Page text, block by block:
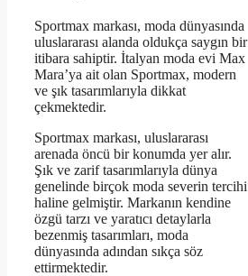
Sportmax markası, moda dünyasında
uluslararası alanda oldukça saygın bir
itibara sahiptir. İtalyan moda evi Max
Mara’ya ait olan Sportmax, modern
ve şık tasarımlarıyla dikkat
çekmektedir.
Sportmax markası, uluslararası
arenada öncü bir konumda yer alır.
Şık ve zarif tasarımlarıyla dünya
genelinde birçok moda severin tercihi
haline gelmiştir. Markanın kendine
özgü tarzı ve yaratıcı detaylarla
bezenmiş tasarımları, moda
dünyasında adından sıkça söz
ettirmektedir.